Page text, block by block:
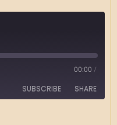
00:00 /
SUBSCRIBE SHARE